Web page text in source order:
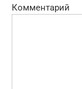
Комментарий